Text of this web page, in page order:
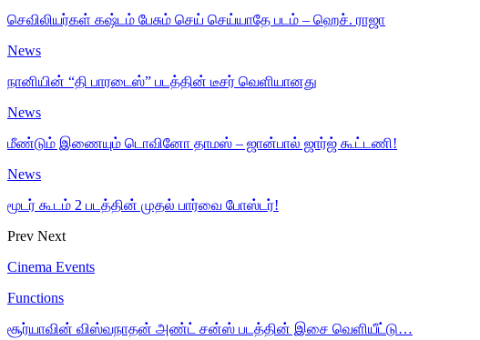
செவிலியர்கள் கஷ்டம் பேசும் செய் செய்யாதே படம் – ஹெச். ராஜா
News
நானியின் “தி பாரடைஸ்” படத்தின் டீசர் வெளியானது
News
மீண்டும் இணையும் டொவினோ தாமஸ் – ஜான்பால் ஜார்ஜ் கூட்டணி!
News
மூடர் கூடம் 2 படத்தின் முதல் பார்வை போஸ்டர்!
Prev Next
Cinema Events
Functions
சூர்யாவின் விஸ்வநாதன் அண்ட் சன்ஸ் படத்தின் இசை வெளியீட்டு…